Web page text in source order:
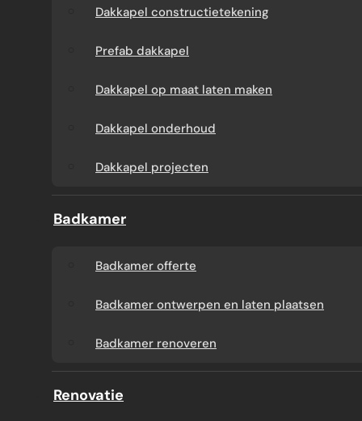
Dakkapel constructietekening
Prefab dakkapel
Dakkapel op maat laten maken
Dakkapel onderhoud
Dakkapel projecten
Badkamer
Badkamer offerte
Badkamer ontwerpen en laten plaatsen
Badkamer renoveren
Renovatie